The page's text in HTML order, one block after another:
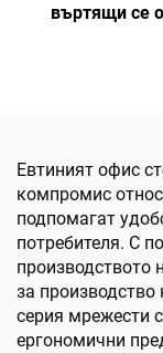
въртящи се
повдигащи
промоционални
Евтиният офис
компромис
подпомагат
потребителя. С
производството
за производство
серия мрежести
ергономични